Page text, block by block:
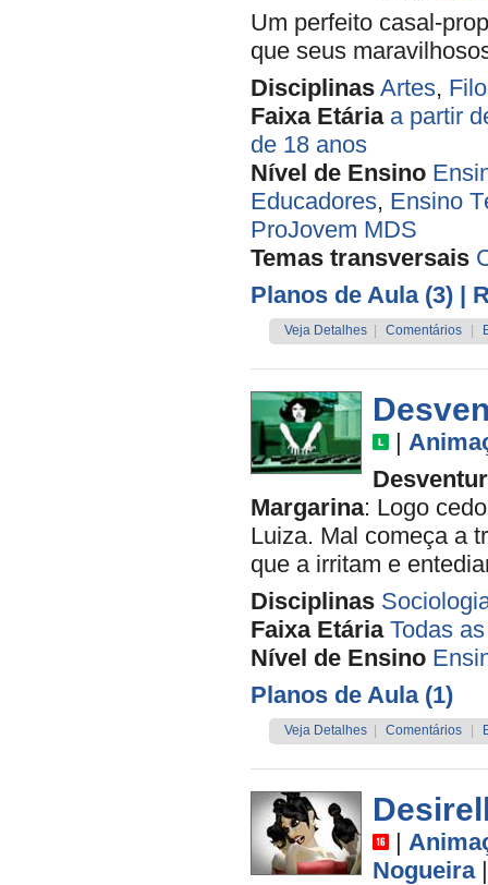
Um perfeito casal-
que seus
Disciplinas Artes,
Faixa Etária a partir
de 18 anos
Nível de Ensino
Educadores, Ensino
ProJovem MDS
Temas transversais
Planos de Aula (3) |
Veja Detalhes Comentários
|
Margarina: Logo
Luiza. Mal começa a
que a irritam e
Disciplinas
Faixa Etária Todas
Nível de Ensino
Planos de Aula (1)
Veja Detalhes Comentários
|
Nogueira